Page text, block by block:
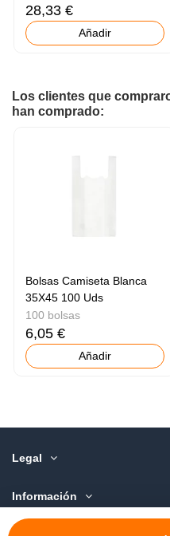
28,33 €
Añadir
Los clientes que
han comprado:
Bolsas Camiseta Blanca
35X45 100 Uds
100 bolsas
6,05 €
Añadir
Legal
Información